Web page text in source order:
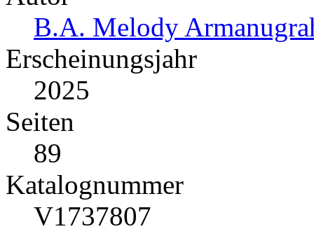
B.A. Melody
Erscheinungsjahr
2025
Seiten
89
Katalognummer
V1737807